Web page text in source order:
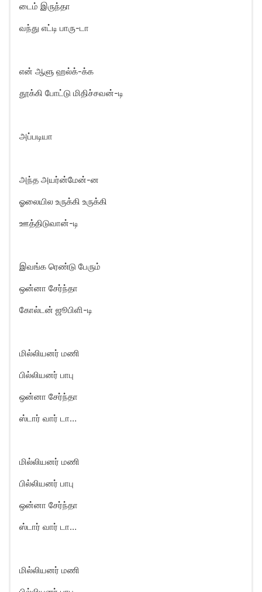
டைம் இருந்தா
வந்து எட்டி பாரு-டா
என் ஆளு ஹல்க்-க்க
தூக்கி போட்டு மிதிச்சவன்-டி
அப்படியா
அந்த அயர்ன்மேன்-ன
ஓலையில உருக்கி உருக்கி
ஊத்திடுவான்-டி
இவங்க ரெண்டு பேரும்
ஒன்னா சேர்ந்தா
கோல்டன் ஜூபிளி-டி
மில்லியனர் மணி
பில்லியனர் பாபு
ஒன்னா சேர்ந்தா
ஸ்டார் வார் டா…
மில்லியனர் மணி
பில்லியனர் பாபு
ஒன்னா சேர்ந்தா
ஸ்டார் வார் டா…
மில்லியனர் மணி